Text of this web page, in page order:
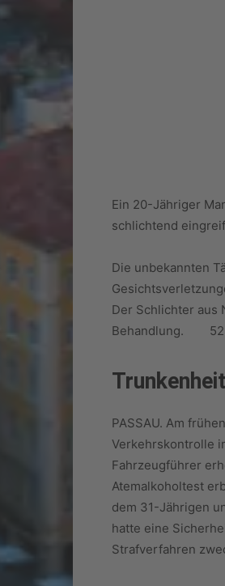
Ein 20-Jähriger
schlichtend
Die unbekannten
Der Schlichter aus
Behandlung.
PASSAU. Am
Verkehrskontrolle
Fahrzeugführer
Atemalkoholtest
dem 31-Jährigen
hatte eine
Strafverfahren